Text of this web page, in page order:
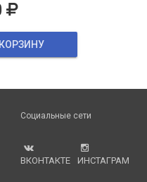
Социальные сети
ВКОНТАКТЕ ИНСТАГРАМ